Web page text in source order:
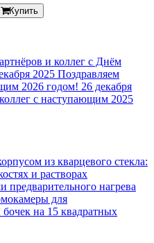
Купить
и коллег с Днём
2025 Поздравляем
2026 годом! 26 декабря
с наступающим 2025
из кварцевого стекла:
и растворах
предварительного нагрева
для
на 15 квадратных